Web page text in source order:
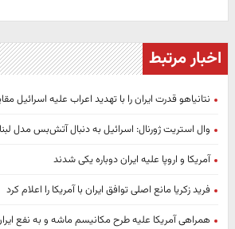
اخبار مرتبط
نتانیاهو قدرت ایران را با تهدید اعراب علیه اسرائیل
وال استریت ژورنال: اسرائیل به دنبال آتش‌بس مدل
آمریکا و اروپا علیه ایران دوباره یکی شدند
فرید زکریا مانع اصلی توافق ایران با آمریکا را اعلام کرد
همراهی آمریکا علیه طرح مکانیسم ماشه و به نفع